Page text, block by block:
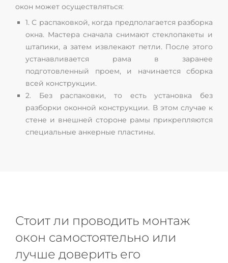
окон может осуществляться:
1. С распаковкой, когда предполагается разборка
окна. Мастера сначала снимают стеклопакеты и
штапики, а затем извлекают петли. После этого
устанавливается рама в заранее
подготовленный проем, и начинается сборка
всей конструкции.
2. Без распаковки, то есть установка без
разборки оконной конструкции. В этом случае к
стене и внешней стороне рамы прикрепляются
специальные анкерные пластины.
Стоит ли проводить монтаж
окон самостоятельно или
лучше доверить его